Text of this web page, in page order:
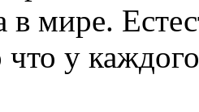
в мире.
что у